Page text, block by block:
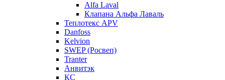
Alfa Laval
Клапана Альфа Лаваль
Теплотекс APV
Danfoss
Kelvion
SWEP (Росвеп)
Tranter
Анвитэк
КС